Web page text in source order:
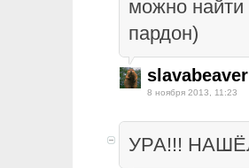
можно
пардон)
slavabeaver
8 ноября 2013, 11:23
УРА!!!